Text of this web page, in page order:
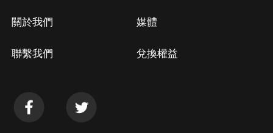
關於我們
聯繫我們
媒體
兌換權益